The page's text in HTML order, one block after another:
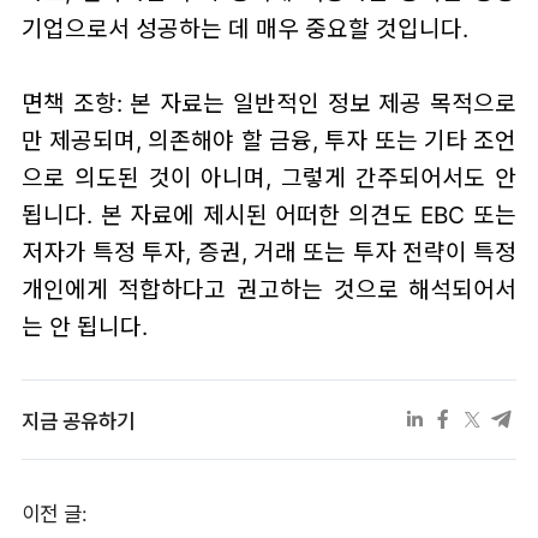
기업으로서 성공하는 데 매우 중요할 것입니다.
면책 조항: 본 자료는 일반적인 정보 제공 목적으로
만 제공되며, 의존해야 할 금융, 투자 또는 기타 조언
으로 의도된 것이 아니며, 그렇게 간주되어서도 안
됩니다. 본 자료에 제시된 어떠한 의견도 EBC 또는
저자가 특정 투자, 증권, 거래 또는 투자 전략이 특정
개인에게 적합하다고 권고하는 것으로 해석되어서
는 안 됩니다.
지금 공유하기
이전 글: